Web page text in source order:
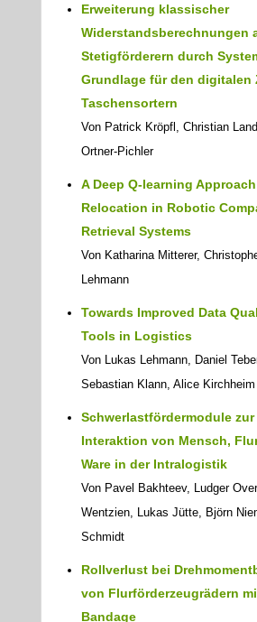
Erweiterung klassischer
Widerstandsberechnungen
Stetigförderern durch
Grundlage für den digitalen
Taschensortern
Von Patrick Kröpfl, Christian
Ortner-Pichler
A Deep Q-learning
Relocation in Robotic
Retrieval Systems
Von Katharina Mitterer,
Lehmann
Towards Improved Data
Tools in Logistics
Von Lukas Lehmann, Daniel
Sebastian Klann, Alice Kirchheim
Schwerlastfördermodule
Interaktion von Mensch,
Ware in der Intralogistik
Von Pavel Bakhteev, Ludger
Wentzien, Lukas Jütte, Björn
Schmidt
Rollverlust bei
von Flurförderzeugrädern
Bandage